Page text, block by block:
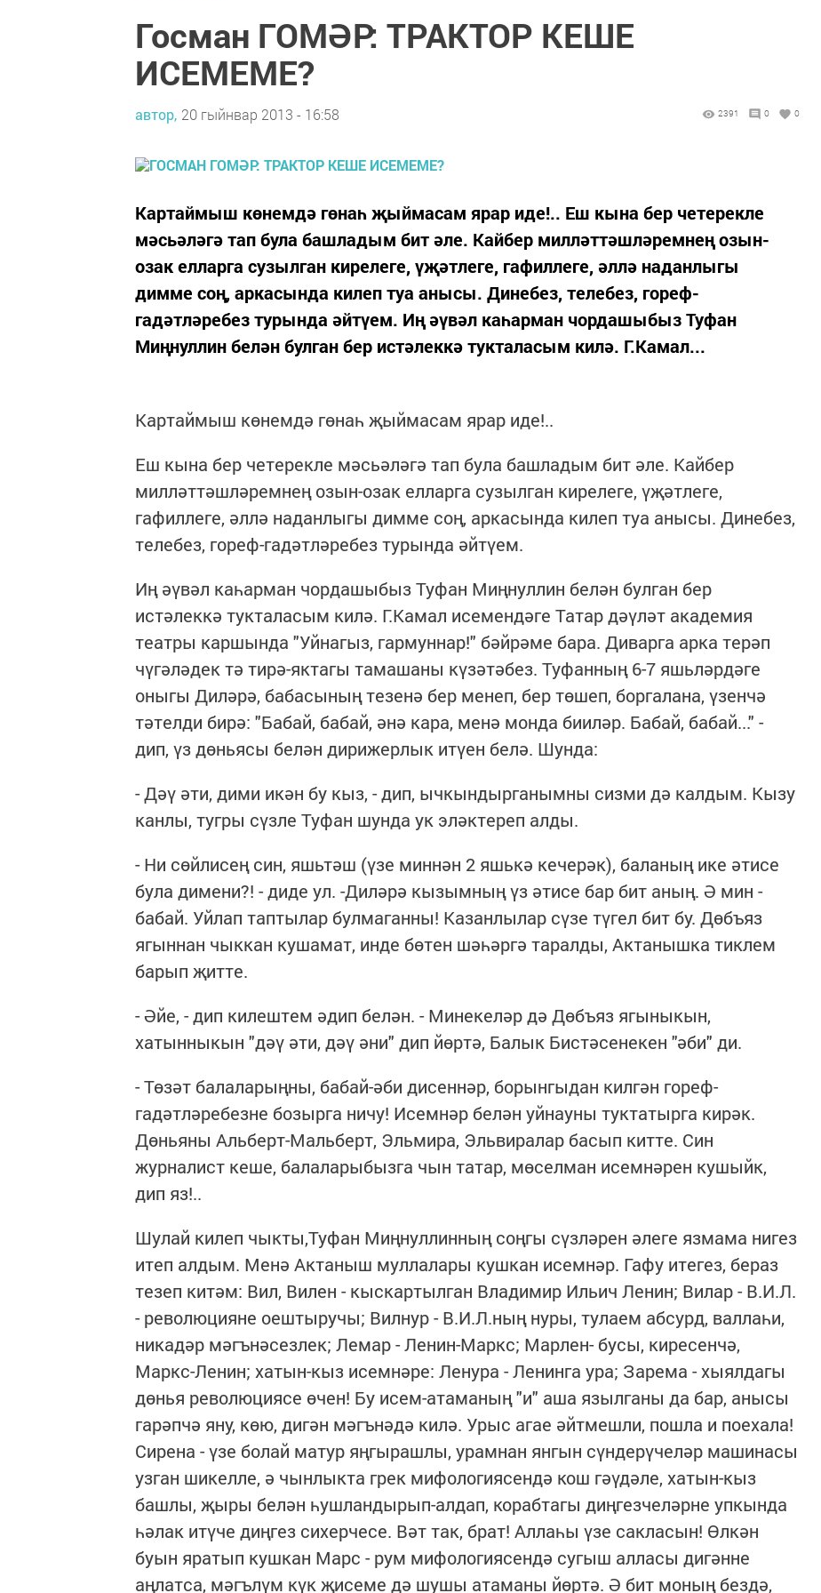
Госман ГОМӘР: ТРАКТОР КЕШЕ
ИСЕМЕМЕ?
автор, 20 гыйнвар 2013 - 16:58 2391 0 0
Картаймыш көнемдә гөнаһ җыймасам ярар иде!.. Еш кына бер четерекле
мәсьәләгә тап була башладым бит әле. Кайбер милләттәшләремнең озын-
озак елларга сузылган кирелеге, үҗәтлеге, гафиллеге, әллә наданлыгы
димме соң, аркасында килеп туа анысы. Динебез, телебез, гореф-
гадәтләребез турында әйтүем. Иң әүвәл каһарман чордашыбыз Туфан
Миңнуллин белән булган бер истәлеккә тукталасым килә. Г.Камал...
Картаймыш көнемдә гөнаһ җыймасам ярар иде!..
Еш кына бер четерекле мәсьәләгә тап була башладым бит әле. Кайбер
милләттәшләремнең озын-озак елларга сузылган кирелеге, үҗәтлеге,
гафиллеге, әллә наданлыгы димме соң, аркасында килеп туа анысы. Динебез,
телебез, гореф-гадәтләребез турында әйтүем.
Иң әүвәл каһарман чордашыбыз Туфан Миңнуллин белән булган бер
истәлеккә тукталасым килә. Г.Камал исемендәге Татар дәүләт академия
театры каршында "Уйнагыз, гармуннар!" бәйрәме бара. Диварга арка терәп
чүгәләдек тә тирә-яктагы тамашаны күзәтәбез. Туфанның 6-7 яшьләрдәге
оныгы Диләрә, бабасының тезенә бер менеп, бер төшеп, боргалана, үзенчә
тәтелди бирә: "Бабай, бабай, әнә кара, менә монда бииләр. Бабай, бабай..." -
дип, үз дөньясы белән дирижерлык итүен белә. Шунда:
- Дәү әти, дими икән бу кыз, - дип, ычкындырганымны сизми дә калдым. Кызу
канлы, тугры сүзле Туфан шунда ук эләктереп алды.
- Ни сөйлисең син, яшьтәш (үзе миннән 2 яшькә кечерәк), баланың ике әтисе
була димени?! - диде ул. -Диләрә кызымның үз әтисе бар бит аның. Ә мин -
бабай. Уйлап таптылар булмаганны! Казанлылар сүзе түгел бит бу. Дөбъяз
ягыннан чыккан кушамат, инде бөтен шәһәргә таралды, Актанышка тиклем
барып җитте.
- Әйе, - дип килештем әдип белән. - Минекеләр дә Дөбъяз ягыныкын,
хатынныкын "дәү әти, дәү әни" дип йөртә, Балык Бистәсенекен "әби" ди.
- Төзәт балаларыңны, бабай-әби дисеннәр, борынгыдан килгән гореф-
гадәтләребезне бозырга ничу! Исемнәр белән уйнауны туктатырга кирәк.
Дөньяны Альберт-Мальберт, Эльмира, Эльвиралар басып китте. Син
журналист кеше, балаларыбызга чын татар, мөселман исемнәрен кушыйк,
дип яз!..
Шулай килеп чыкты,Туфан Миңнуллинның соңгы сүзләрен әлеге язмама нигез
итеп алдым. Менә Актаныш муллалары кушкан исемнәр. Гафу итегез, бераз
тезеп китәм: Вил, Вилен - кыскартылган Владимир Ильич Ленин; Вилар - В.И.Л.
- революцияне оештыручы; Вилнур - В.И.Л.ның нуры, тулаем абсурд, валлаһи,
никадәр мәгънәсезлек; Лемар - Ленин-Маркс; Марлен- бусы, киресенчә,
Маркс-Ленин; хатын-кыз исемнәре: Ленура - Ленинга ура; Зарема - хыялдагы
дөнья революциясе өчен! Бу исем-атаманың "и" аша язылганы да бар, анысы
гарәпчә яну, көю, дигән мәгънәдә килә. Урыс агае әйтмешли, пошла и поехала!
Сирена - үзе болай матур яңгырашлы, урамнан янгын сүндерүчеләр машинасы
узган шикелле, ә чынлыкта грек мифологиясендә кош гәүдәле, хатын-кыз
башлы, җыры белән һушландырып-алдап, корабтагы диңгезчеләрне упкында
һәлак итүче диңгез сихерчесе. Вәт так, брат! Аллаһы үзе сакласын! Өлкән
буын яратып кушкан Марс - рум мифологиясендә сугыш алласы дигәнне
аңлатса, мәгълүм күк җисеме дә шушы атаманы йөртә. Ә бит моның бездә,